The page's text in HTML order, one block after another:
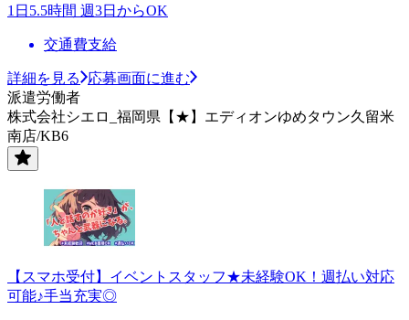
1日5.5時間 週3日からOK
交通費支給
詳細を見る
応募画面に進む
派遣労働者
株式会社シエロ_福岡県【★】エディオンゆめタウン久留米
南店/KB6
【スマホ受付】イベントスタッフ★未経験OK！週払い対応
可能♪手当充実◎